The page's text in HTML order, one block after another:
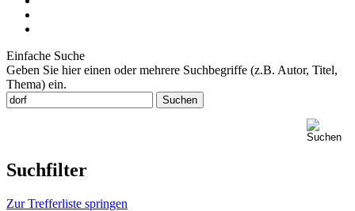
Einfache Suche
Geben Sie hier einen oder mehrere Suchbegriffe (z.B. Autor, Titel,
Thema) ein.
Suchfilter
Zur Trefferliste springen